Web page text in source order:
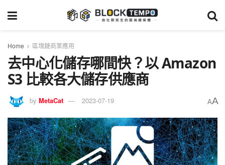
Home 區塊鏈商業應用
去中心化儲存哪間快？以 Amazon
S3 比較各大儲存供應商
by MetaCat 2023-07-19 AA